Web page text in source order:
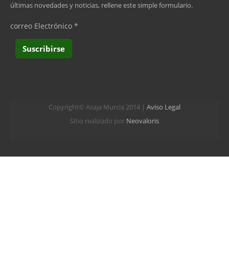
últimas novedades y noticias, rellene este simple formulario.
correo Electrónico *
Copyright© Asaja Murcia 2014 | Aviso Legal
Sitio realizado por Neovaloris